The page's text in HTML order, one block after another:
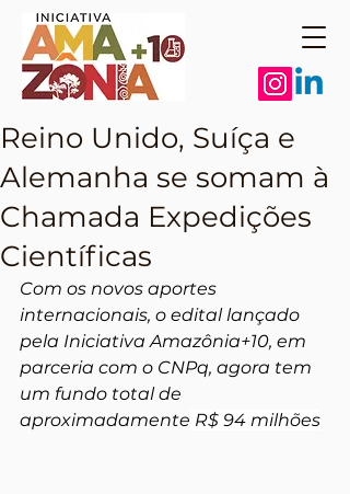
Reino Unido, Suíça e
Alemanha se somam à
Chamada Expedições
Científicas
Com os novos aportes
internacionais, o edital lançado
pela Iniciativa Amazônia+10, em
parceria com o CNPq, agora tem
um fundo total de
aproximadamente R$ 94 milhões